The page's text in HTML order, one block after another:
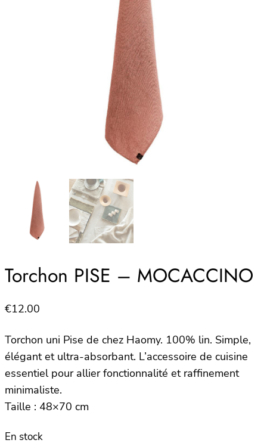
Torchon PISE – MOCACCINO
€12.00
Torchon uni Pise de chez Haomy. 100% lin. Simple,
élégant et ultra-absorbant. L’accessoire de cuisine
essentiel pour allier fonctionnalité et raffinement
minimaliste.
Taille : 48×70 cm
En stock